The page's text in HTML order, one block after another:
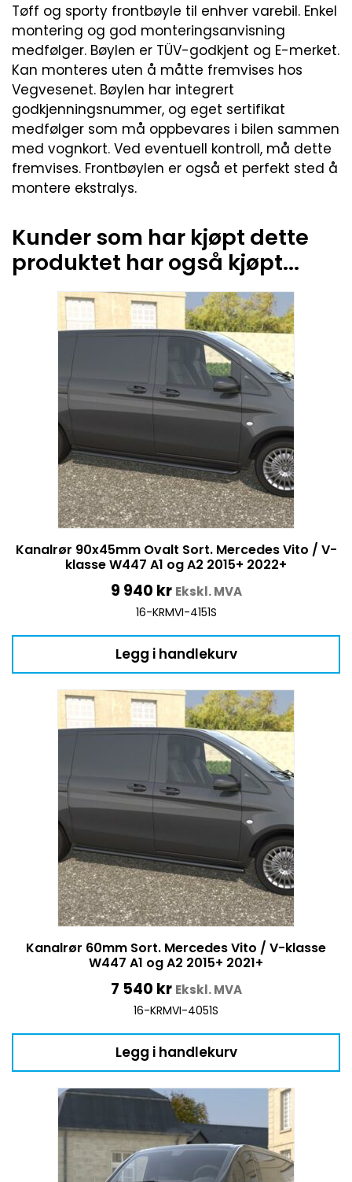
Tøff og sporty frontbøyle til enhver varebil. Enkel
montering og god monteringsanvisning
medfølger. Bøylen er TÜV-godkjent og E-merket.
Kan monteres uten å måtte fremvises hos
Vegvesenet. Bøylen har integrert
godkjenningsnummer, og eget sertifikat
medfølger som må oppbevares i bilen sammen
med vognkort. Ved eventuell kontroll, må dette
fremvises. Frontbøylen er også et perfekt sted å
montere ekstralys.
Kunder som har kjøpt dette
produktet har også kjøpt...
Kanalrør 90x45mm Ovalt Sort. Mercedes Vito / V-
klasse W447 A1 og A2 2015+ 2022+
9 940 kr Ekskl. MVA
16-KRMVI-4151S
Legg i handlekurv
Kanalrør 60mm Sort. Mercedes Vito / V-klasse
W447 A1 og A2 2015+ 2021+
7 540 kr Ekskl. MVA
16-KRMVI-4051S
Legg i handlekurv